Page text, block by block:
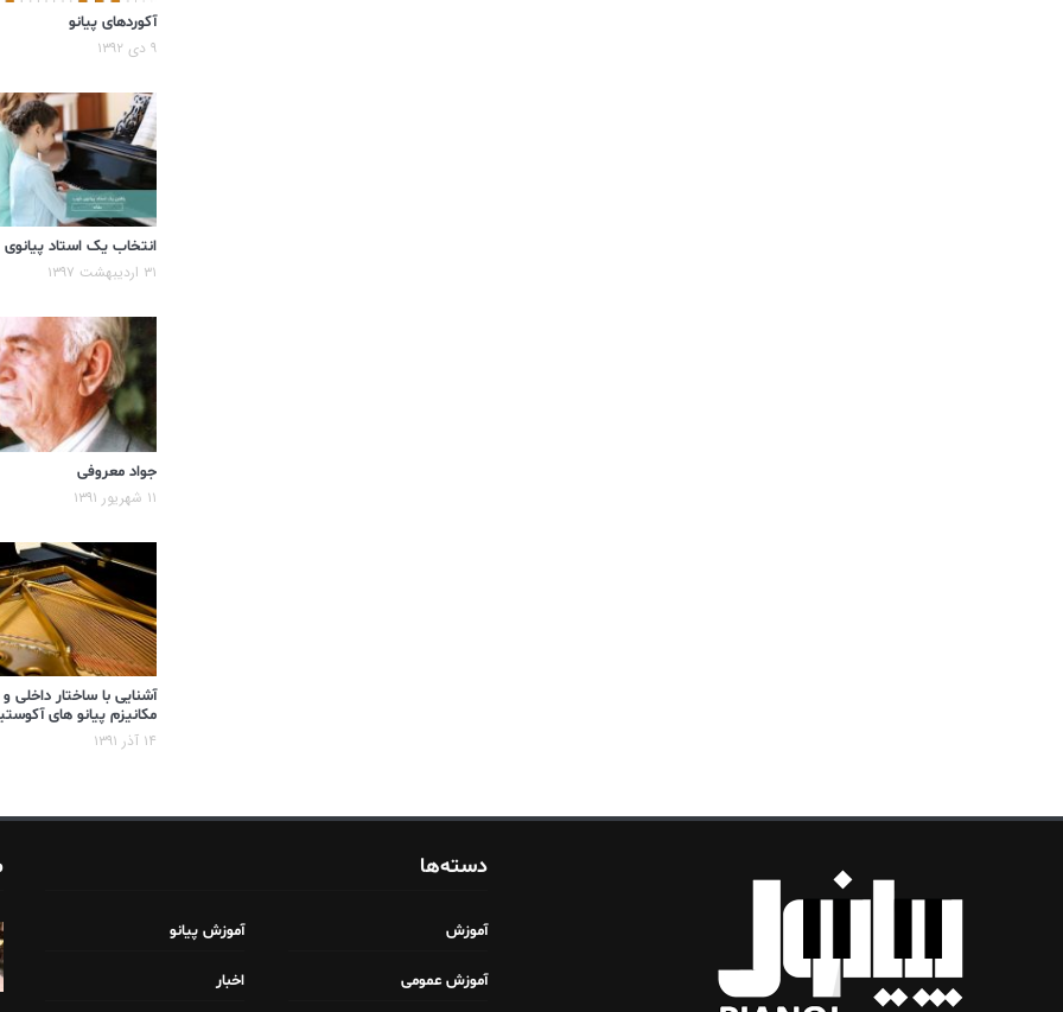
آکوردهای پیانو
۹ دی ۱۳۹۲
انتخاب یک استاد
۳۱ اردیبهشت ۱۳۹۷
جواد معروفی
۱۱ شهریور ۱۳۹۱
آشنایی با ساختار داخلی و
مکانیزم پیانو های
۱۴ آذر ۱۳۹۱
دسته‌ها
آموزش آموزش پیانو
آموزش عمومی اخبار